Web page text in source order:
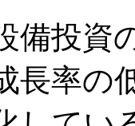
備投資
長率の